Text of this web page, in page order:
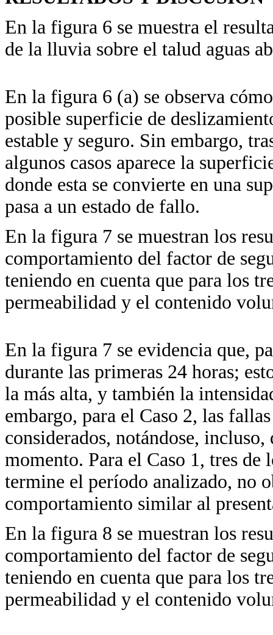
En la figura 6 se muestra el
de la lluvia sobre el talud aguas
En la figura 6 (a) se observa
posible superficie de
estable y seguro. Sin embargo,
algunos casos aparece la
donde esta se convierte en una
pasa a un estado de fallo.
En la figura 7 se muestran los
comportamiento del factor de
teniendo en cuenta que para los
permeabilidad y el contenido
En la figura 7 se evidencia que,
durante las primeras 24 horas;
la más alta, y también la
embargo, para el Caso 2, las
considerados, notándose,
momento. Para el Caso 1, tres de
termine el período analizado, no
comportamiento similar al
En la figura 8 se muestran los
comportamiento del factor de
teniendo en cuenta que para los
permeabilidad y el contenido